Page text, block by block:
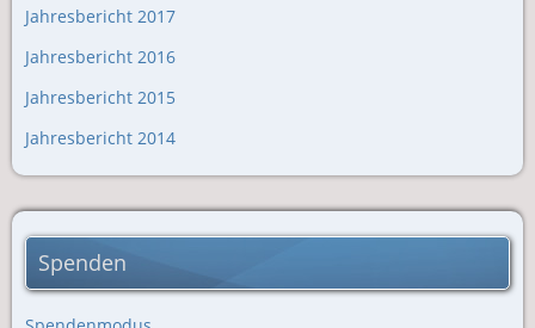
Jahresbericht 2017
Jahresbericht 2016
Jahresbericht 2015
Jahresbericht 2014
Spenden